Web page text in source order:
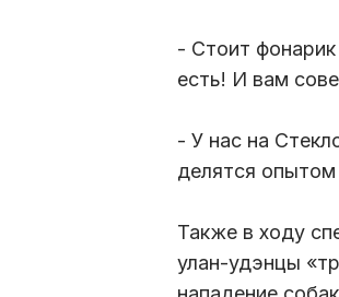
- Стоит
есть! И вам
- У нас на
делятся
Также в ходу
улан-удэнцы